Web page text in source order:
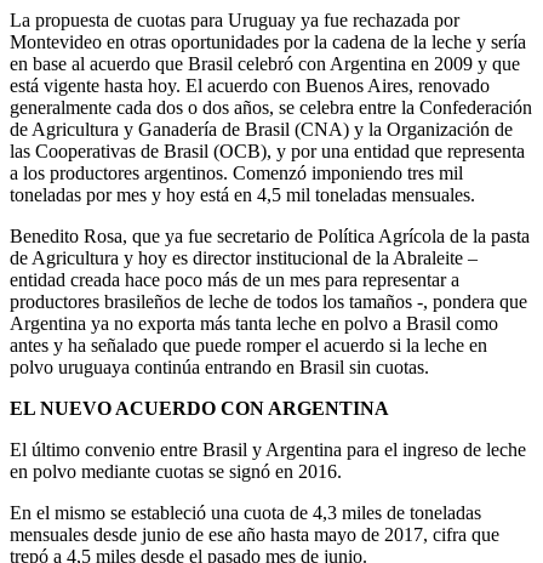
La propuesta de cuotas para Uruguay ya fue rechazada por
Montevideo en otras oportunidades por la cadena de la leche y sería
en base al acuerdo que Brasil celebró con Argentina en 2009 y que
está vigente hasta hoy. El acuerdo con Buenos Aires, renovado
generalmente cada dos o dos años, se celebra entre la Confederación
de Agricultura y Ganadería de Brasil (CNA) y la Organización de
las Cooperativas de Brasil (OCB), y por una entidad que representa
a los productores argentinos. Comenzó imponiendo tres mil
toneladas por mes y hoy está en 4,5 mil toneladas mensuales.
Benedito Rosa, que ya fue secretario de Política Agrícola de la pasta
de Agricultura y hoy es director institucional de la Abraleite –
entidad creada hace poco más de un mes para representar a
productores brasileños de leche de todos los tamaños -, pondera que
Argentina ya no exporta más tanta leche en polvo a Brasil como
antes y ha señalado que puede romper el acuerdo si la leche en
polvo uruguaya continúa entrando en Brasil sin cuotas.
EL NUEVO ACUERDO CON ARGENTINA
El último convenio entre Brasil y Argentina para el ingreso de leche
en polvo mediante cuotas se signó en 2016.
En el mismo se estableció una cuota de 4,3 miles de toneladas
mensuales desde junio de ese año hasta mayo de 2017, cifra que
trepó a 4,5 miles desde el pasado mes de junio.